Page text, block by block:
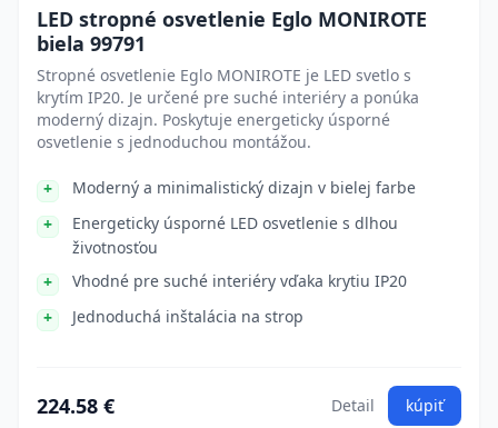
LED stropné osvetlenie Eglo MONIROTE
biela 99791
Stropné osvetlenie Eglo MONIROTE je LED svetlo s
krytím IP20. Je určené pre suché interiéry a ponúka
moderný dizajn. Poskytuje energeticky úsporné
osvetlenie s jednoduchou montážou.
Moderný a minimalistický dizajn v bielej farbe
Energeticky úsporné LED osvetlenie s dlhou
životnosťou
Vhodné pre suché interiéry vďaka krytiu IP20
Jednoduchá inštalácia na strop
224.58 € Detail kúpiť